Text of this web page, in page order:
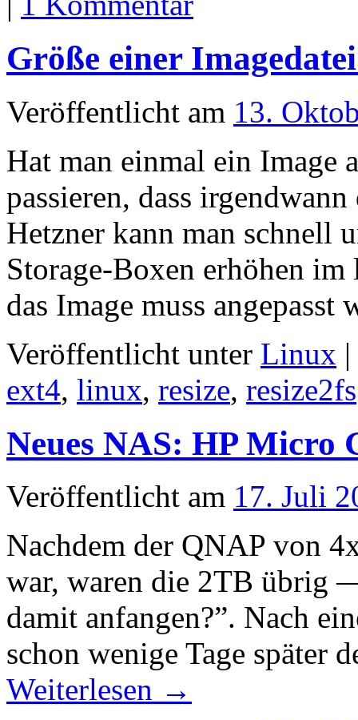
Größe einer
Veröffentlicht am 13.
Hat man einmal ein Image
passieren, dass
Hetzner kann man schnell
Storage-Boxen erhöhen
das Image muss angepasst
Veröffentlicht unter Linux |
ext4, linux, resize, resize2fs
Neues NAS: HP Micro
Veröffentlicht am 17. Juli
Nachdem der QNAP von
war, waren die 2TB übrig
damit anfangen?”. Nach
schon wenige Tage
Weiterlesen →